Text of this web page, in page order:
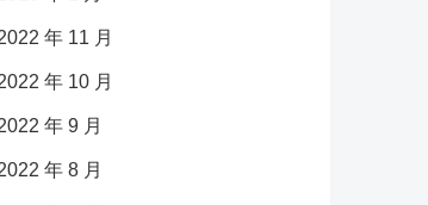
年 11 月
年 10 月
年 9 月
年 8 月